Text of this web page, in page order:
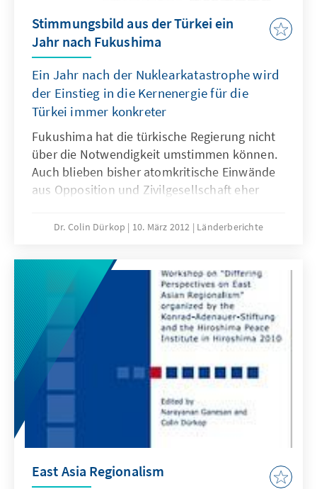
Stimmungsbild aus der Türkei ein
Jahr nach Fukushima
Ein Jahr nach der Nuklearkatastrophe wird
der Einstieg in die Kernenergie für die
Türkei immer konkreter
Fukushima hat die türkische Regierung nicht
über die Notwendigkeit umstimmen können.
Auch blieben bisher atomkritische Einwände
aus Opposition und Zivilgesellschaft eher
Dr. Colin Dürkop 10. März 2012 Länderberichte
East Asia Regionalism